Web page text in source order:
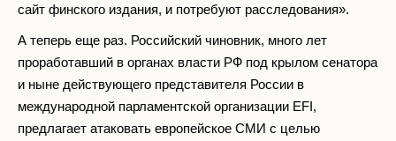
сайт финского издания, и потребуют расследования».
А теперь еще раз. Российский чиновник, много лет
проработавший в органах власти РФ под крылом сенатора
и ныне действующего представителя России в
международной парламентской организации EFI,
предлагает атаковать европейское СМИ с целью